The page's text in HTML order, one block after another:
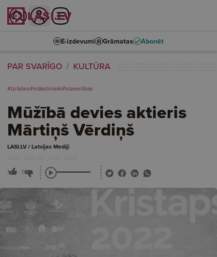
E-izdevumi Grāmatas Abonēt
PAR SVARĪGO KULTŪRA
#izrādes#mākslinieki#slavenības
Mūžībā devies aktieris
Mārtiņš Vērdiņš
LASI.LV / Latvijas Mediji
2026. gada 26. jūnijs, 15:05
1 0